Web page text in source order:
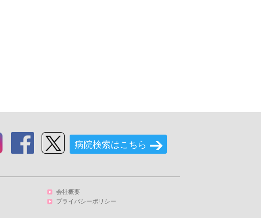
病院検索はこちら
会社概要
プライバシーポリシー